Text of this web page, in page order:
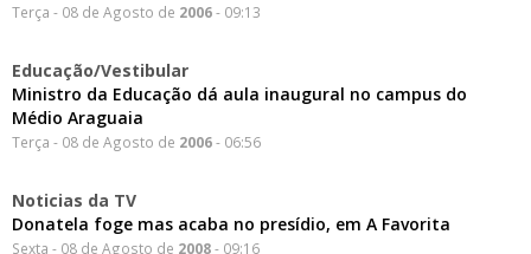
Terça - 08 de Agosto de 2006- 09:13
Educação/Vestibular
Ministro da Educação dá aula inaugural no campus do
Médio Araguaia
Terça - 08 de Agosto de 2006- 06:56
Noticias da TV
Donatela foge mas acaba no presídio, em A Favorita
Sexta - 08 de Agosto de 2008- 09:16